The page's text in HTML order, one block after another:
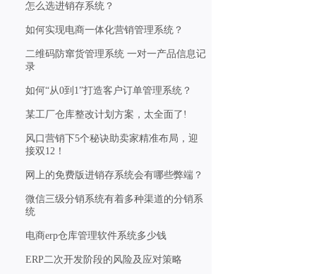
怎么选进销存系统？
如何实现电商一体化营销管理系统？
二维码防窜货管理系统 一对一产品信息记
录
如何“从0到1”打造客户订单管理系统？
某工厂仓库整改计划方案，太全面了!
风口营销下5个秘诀助卖家精准布局，迎
接双12！
网上的免费版进销存系统会有哪些弊端？
微信三级分销系统有着多种渠道的分销系
统
电商erp仓库管理软件系统多少钱
ERP二次开发阶段的风险及应对策略